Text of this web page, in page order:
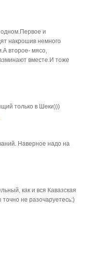
и
накрошив немного
второе- мясо,
вместе.И тоже
только в Шеки)))
Наверное надо на
как и вся Кавазская
точно не разочаруетесь:)